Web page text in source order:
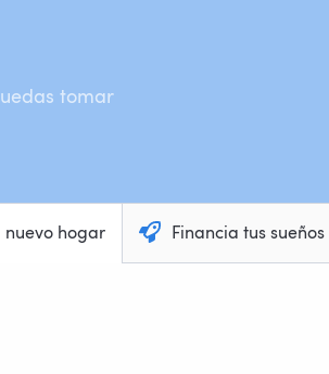
tomar
nuevo hogar Financia tus sueños